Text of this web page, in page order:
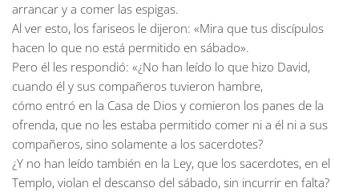
arrancar y a comer las espigas.
Al ver esto, los fariseos le dijeron: «Mira que tus discípulos
hacen lo que no está permitido en sábado».
Pero él les respondió: «¿No han leído lo que hizo David,
cuando él y sus compañeros tuvieron hambre,
cómo entró en la Casa de Dios y comieron los panes de la
ofrenda, que no les estaba permitido comer ni a él ni a sus
compañeros, sino solamente a los sacerdotes?
¿Y no han leído también en la Ley, que los sacerdotes, en el
Templo, violan el descanso del sábado, sin incurrir en falta?